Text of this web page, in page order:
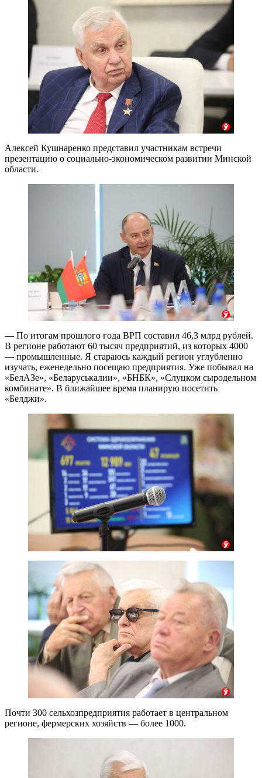
Алексей Кушнаренко представил участникам встречи
презентацию о социально-экономическом развитии Минской
области.
— По итогам прошлого года ВРП составил 46,3 млрд рублей.
В регионе работают 60 тысяч предприятий, из которых 4000
— промышленные. Я стараюсь каждый регион углубленно
изучать, еженедельно посещаю предприятия. Уже побывал на
«БелАЗе», «Беларуськалии», «БНБК», «Слуцком сыродельном
комбинате». В ближайшее время планирую посетить
«Белджи».
Почти 300 сельхозпредприятия работает в центральном
регионе, фермерских хозяйств — более 1000.